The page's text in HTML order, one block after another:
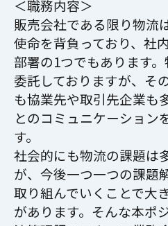
＜職務内容＞
販売会社である限り物流
使命を背負っており、社
部署の1つでもあります
委託しておりますが、そ
も協業先や取引先企業も
とのコミュニケーション
す。
社会的にも物流の課題は
が、今後一つ一つの課題
取り組んでいくことで大
があります。そんな本ポ